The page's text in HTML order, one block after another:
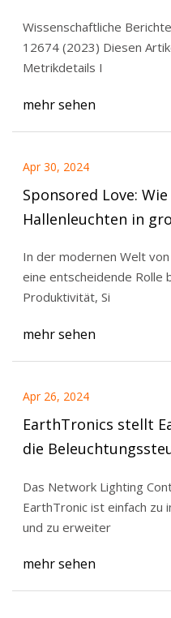
Wissenschaftliche
12674 (2023) Diesen
Metrikdetails I
mehr sehen
Apr 30, 2024
Sponsored Love:
Hallenleuchten in
In der modernen Welt
eine entscheidende Rolle
Produktivität, Si
mehr sehen
Apr 26, 2024
EarthTronics stellt
die
Produktivität zu
reduzieren
Das Network Lighting
EarthTronic ist einfach zu
und zu erweiter
mehr sehen